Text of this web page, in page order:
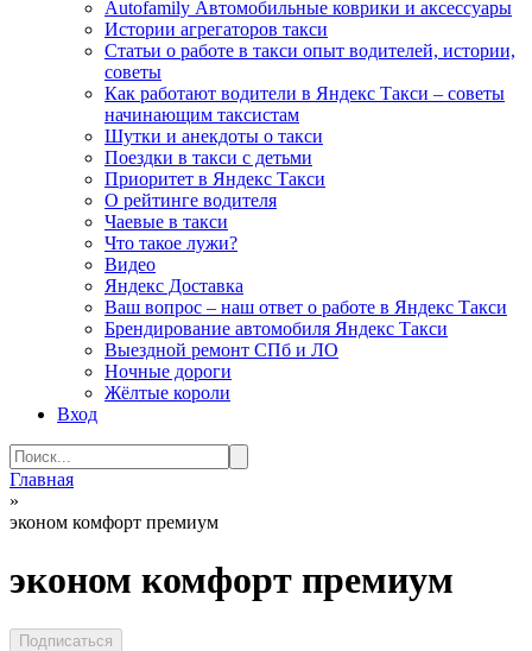
Autofamily Автомобильные коврики и аксессуары
Истории агрегаторов такси
Статьи о работе в такси опыт водителей, истории,
советы
Как работают водители в Яндекс Такси – советы
начинающим таксистам
Шутки и анекдоты о такси
Поездки в такси с детьми
Приоритет в Яндекс Такси
О рейтинге водителя
Чаевые в такси
Что такое лужи?
Видео
Яндекс Доставка
Ваш вопрос – наш ответ о работе в Яндекс Такси
Брендирование автомобиля Яндекс Такси
Выездной ремонт СПб и ЛО
Ночные дороги
Жёлтые короли
Вход
Search
for:
Главная
»
эконом комфорт премиум
эконом комфорт премиум
Подписаться